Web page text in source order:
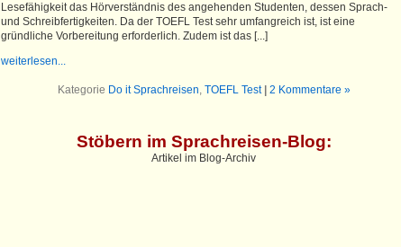
Lesefähigkeit das Hörverständnis des angehenden Studenten, dessen Sprach-
und Schreibfertigkeiten. Da der TOEFL Test sehr umfangreich ist, ist eine
gründliche Vorbereitung erforderlich. Zudem ist das [...]
weiterlesen...
Kategorie Do it Sprachreisen, TOEFL Test 2 Kommentare »
Stöbern im Sprachreisen-Blog:
Artikel im Blog-Archiv